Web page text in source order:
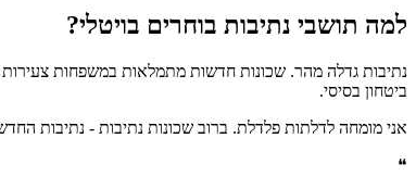
למה תושבי נתיבות בוחרים בויטלי?
ביטחון בסיסי.
אני מומחה לדלתות פלדלת. ברוב שכונות נתיבות - נתיבות
❝